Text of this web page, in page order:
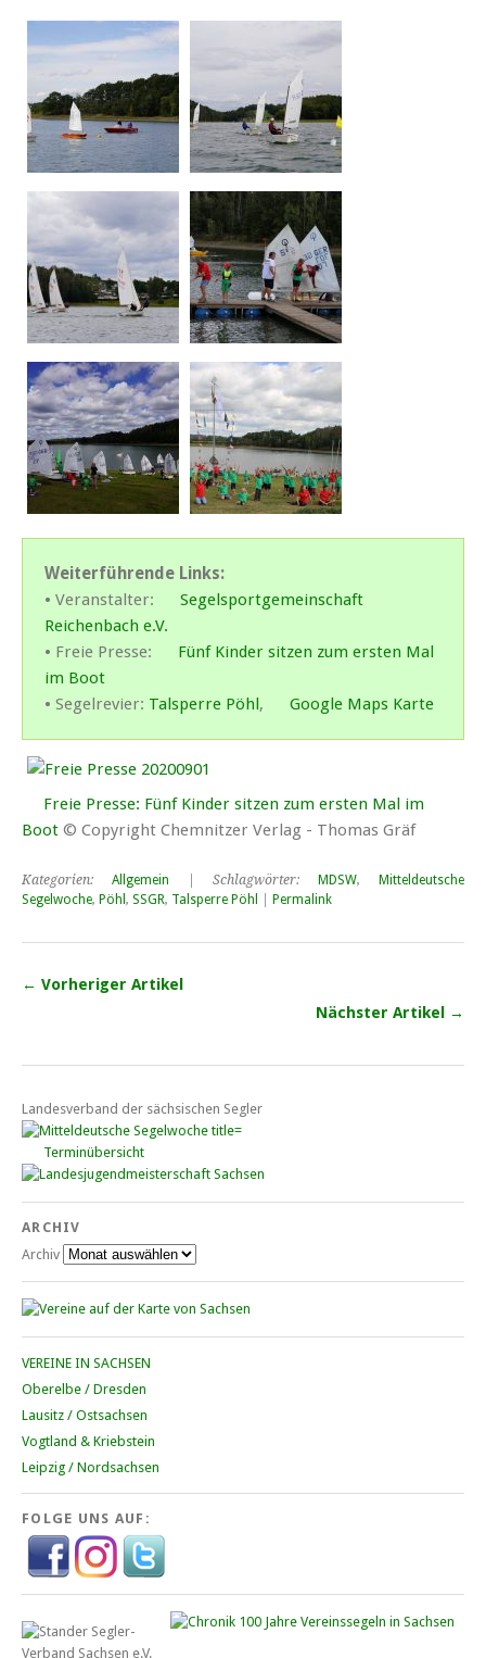
Weiterführende Links:
• Veranstalter:
Segelsportgemeinschaft
Reichenbach e.V.
• Freie Presse:
Fünf Kinder sitzen zum ersten Mal
im Boot
• Segelrevier: Talsperre Pöhl, Google Maps Karte
Freie Presse: Fünf Kinder sitzen zum ersten Mal im
Boot © Copyright Chemnitzer Verlag - Thomas Gräf
Kategorien: Allgemein | Schlagwörter: MDSW,
Mitteldeutsche
Segelwoche, Pöhl , SSGR, Talsperre Pöhl Permalink
← Vorheriger Artikel
Nächster Artikel →
Landesverband der sächsischen Segler
Terminübersicht
ARCHIV
Archiv
VEREINE IN SACHSEN
Oberelbe / Dresden
Lausitz / Ostsachsen
Vogtland & Kriebstein
Leipzig / Nordsachsen
FOLGE UNS AUF: